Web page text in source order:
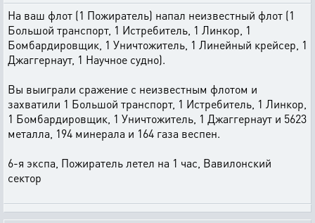
На ваш флот (1 Пожиратель) напал неизвестный флот (1
Большой транспорт, 1 Истребитель, 1 Линкор, 1
Бомбардировщик, 1 Уничтожитель, 1 Линейный крейсер, 1
Джаггернаут, 1 Научное судно).
Вы выиграли сражение с неизвестным флотом и
захватили 1 Большой транспорт, 1 Истребитель, 1 Линкор,
1 Бомбардировщик, 1 Уничтожитель, 1 Джаггернаут и 5623
металла, 194 минерала и 164 газа веспен.
6-я экспа, Пожиратель летел на 1 час, Вавилонский
сектор